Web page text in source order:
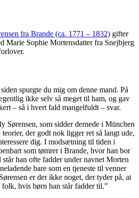
fra Brande (ca. 1771 – 1832) gifter
Marie Sophie Mortensdatter fra Snejbjerg
spurgte du mig om denne mand. På
ikke selv så meget til ham, og gav
– så i hvert fald mangelfuldt – svar.
Sørensen, som sidder dernede i München
der godt nok ligger ret så langt ude,
dig. I modsætning til tiden i
som tømrer i Brande, hvor han bor
han ofte fadder under navnet Morten
bare som en tjeneste til venner
er der ikke noget, der tyder på, at
hvis børn han står fadder til.”